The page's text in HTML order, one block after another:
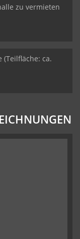
zu vermieten
(Teilfläche: ca.